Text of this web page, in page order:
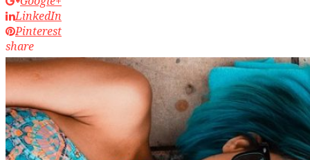
LinkedIn
Pinterest
share